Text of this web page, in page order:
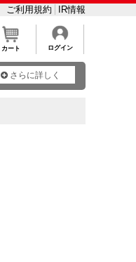
ご利用規約 IR情報
カート ログイン
さらに詳しく